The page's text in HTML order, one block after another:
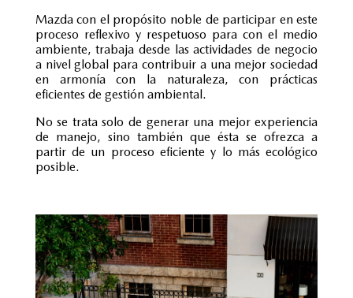
Mazda con el propósito noble de participar en este
proceso reflexivo y respetuoso para con el medio
ambiente, trabaja desde las actividades de negocio
a nivel global para contribuir a una mejor sociedad
en armonía con la naturaleza, con prácticas
eficientes de gestión ambiental.
No se trata solo de generar una mejor experiencia
de manejo, sino también que ésta se ofrezca a
partir de un proceso eficiente y lo más ecológico
posible.